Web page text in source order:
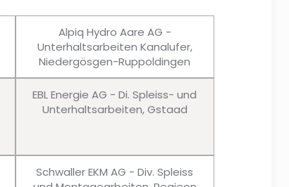
Alpiq Hydro Aare AG -
Unterhaltsarbeiten Kanalufer,
Niedergösgen-Ruppoldingen
EBL Energie AG - Di. Spleiss- und
Unterhaltsarbeiten, Gstaad
Schwaller EKM AG - Div. Spleiss